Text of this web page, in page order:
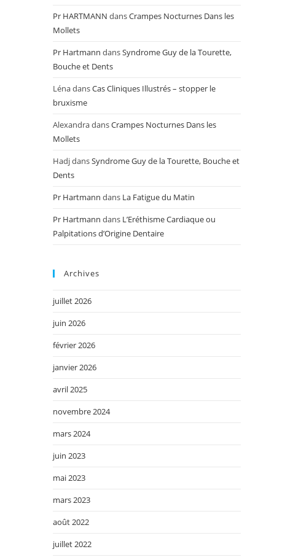
Pr HARTMANN dansCrampes Nocturnes Dans les
Mollets
Pr Hartmann dansSyndrome Guy de la Tourette,
Bouche et Dents
LénadansCas Cliniques Illustrés – stopper le
bruxisme
AlexandradansCrampes Nocturnes Dans les
Mollets
HadjdansSyndrome Guy de la Tourette, Bouche et
Dents
Pr Hartmann dans La Fatigue du Matin
Pr Hartmann dans L’Eréthisme Cardiaque ou
Palpitations d’Origine Dentaire
Archives
juillet 2026
juin 2026
février 2026
janvier 2026
avril 2025
novembre 2024
mars 2024
juin 2023
mai 2023
mars 2023
août 2022
juillet 2022